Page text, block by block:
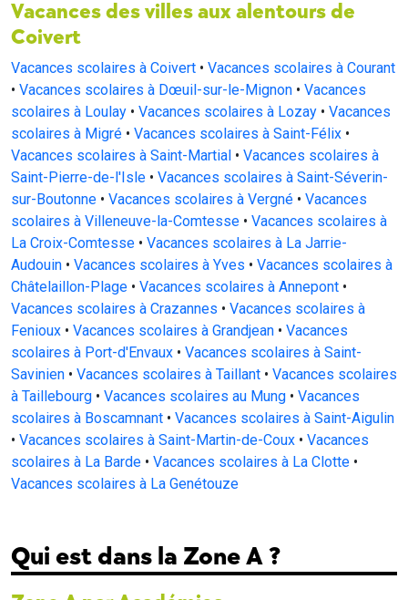
Vacances des villes aux alentours de
Coivert
Vacances scolaires à Coivert • Vacances scolaires à Courant
• Vacances scolaires à Dœuil-sur-le-Mignon • Vacances
scolaires à Loulay • Vacances scolaires à Lozay • Vacances
scolaires à Migré • Vacances scolaires à Saint-Félix •
Vacances scolaires à Saint-Martial • Vacances scolaires à
Saint-Pierre-de-l'Isle • Vacances scolaires à Saint-Séverin-
sur-Boutonne • Vacances scolaires à Vergné • Vacances
scolaires à Villeneuve-la-Comtesse • Vacances scolaires à
La Croix-Comtesse • Vacances scolaires à La Jarrie-
Audouin • Vacances scolaires à Yves • Vacances scolaires à
Châtelaillon-Plage • Vacances scolaires à Annepont •
Vacances scolaires à Crazannes • Vacances scolaires à
Fenioux • Vacances scolaires à Grandjean • Vacances
scolaires à Port-d'Envaux • Vacances scolaires à Saint-
Savinien • Vacances scolaires à Taillant • Vacances scolaires
à Taillebourg • Vacances scolaires au Mung • Vacances
scolaires à Boscamnant • Vacances scolaires à Saint-Aigulin
• Vacances scolaires à Saint-Martin-de-Coux • Vacances
scolaires à La Barde • Vacances scolaires à La Clotte •
Vacances scolaires à La Genétouze
Qui est dans la Zone A ?